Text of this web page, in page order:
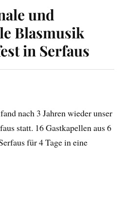
und
Blasmusik
in Serfaus
nach 3 Jahren wieder unser
statt. 16 Gastkapellen aus 6
für 4 Tage in eine